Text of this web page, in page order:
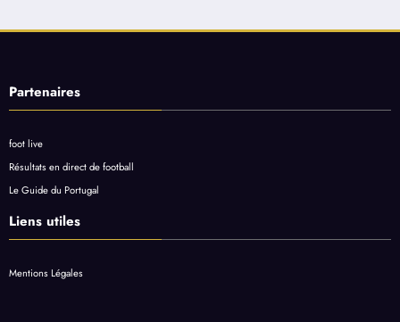
Partenaires
foot live
Résultats en direct de football
Le Guide du Portugal
Liens utiles
Mentions Légales